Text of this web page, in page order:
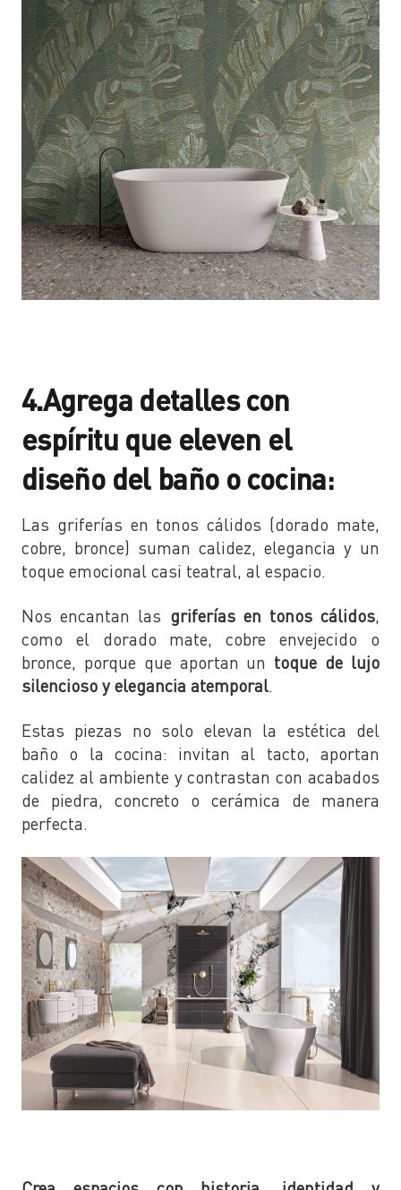
4.Agrega detalles con
espíritu que eleven el
diseño del baño o cocina:
Las griferías en tonos cálidos (dorado mate,
cobre, bronce) suman calidez, elegancia y un
toque emocional casi teatral, al espacio.
Nos encantan las griferías en tonos cálidos,
como el dorado mate, cobre envejecido o
bronce, porque que aportan un toque de lujo
silencioso y elegancia atemporal.
Estas piezas no solo elevan la estética del
baño o la cocina: invitan al tacto, aportan
calidez al ambiente y contrastan con acabados
de piedra, concreto o cerámica de manera
perfecta.